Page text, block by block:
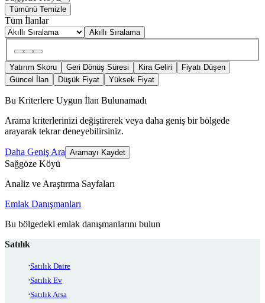
Tümünü Temizle
Tüm İlanlar
Akıllı Sıralama
Yatırım Skoru Geri Dönüş Süresi Kira Geliri
Fiyatı Düşen
Güncel İlan
Düşük Fiyat Yüksek Fiyat
Bu Kriterlere Uygun İlan Bulunamadı
Arama kriterlerinizi değiştirerek veya daha geniş bir bölgede
arayarak tekrar deneyebilirsiniz.
Daha Geniş Ara Aramayı Kaydet
Sağgöze Köyü
Analiz ve Araştırma Sayfaları
Emlak Danışmanları
Bu bölgedeki emlak danışmanlarını bulun
Satılık
Satılık Daire
Satılık Ev
Satılık Arsa